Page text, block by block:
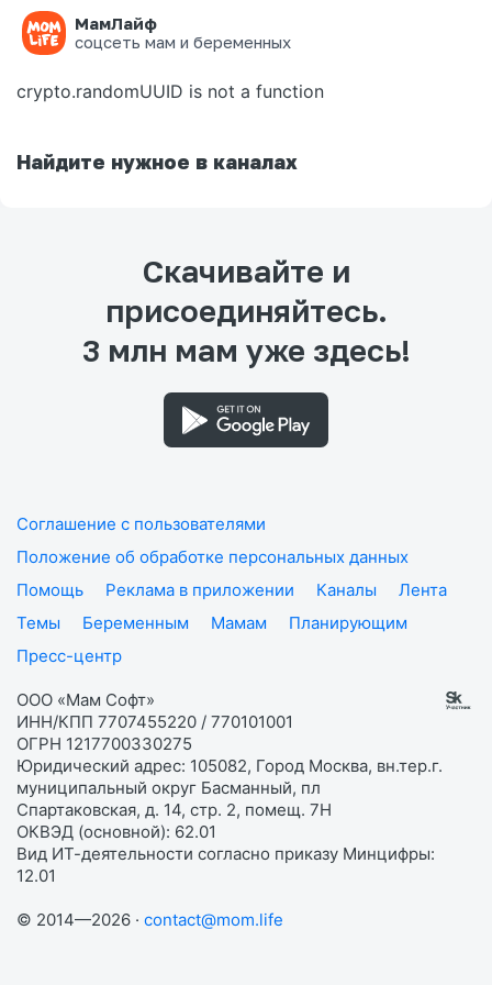
МамЛайф
соцсеть мам и беременных
Ошибка на странице
crypto.randomUUID is not a function
Найдите нужное в каналах
Скачивайте и
присоединяйтесь.
3 млн мам уже здесь!
Соглашение с пользователями
Положение об обработке персональных данных
Помощь
Реклама в приложении Каналы
Лента
Темы
Беременным Мамам
Планирующим
Пресс-центр
ООО «Мам Софт»
ИНН/КПП 7707455220 / 770101001
ОГРН 1217700330275
Юридический адрес: 105082, Город Москва, вн.тер.г.
муниципальный округ Басманный, пл
Спартаковская, д. 14, стр. 2, помещ. 7Н
ОКВЭД (основной): 62.01
Вид ИТ-деятельности согласно приказу Минцифры:
12.01
© 2014—2026 · contact@mom.life